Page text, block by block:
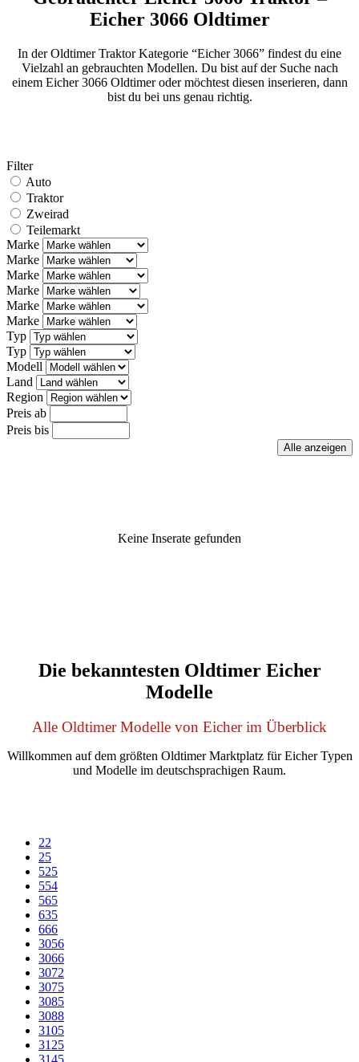
Eicher 3066 Oldtimer
In der Oldtimer Traktor Kategorie “Eicher 3066” findest du eine
Vielzahl an gebrauchten Modellen. Du bist auf der Suche nach
einem Eicher 3066 Oldtimer oder möchtest diesen inserieren, dann
bist du bei uns genau richtig.
Filter
Auto
Traktor
Zweirad
Teilemarkt
Marke
Marke
Marke
Marke
Marke
Marke
Typ
Typ
Modell
Land
Region
Preis ab
Preis bis
Keine Inserate gefunden
Die bekanntesten Oldtimer Eicher
Modelle
Alle Oldtimer Modelle von Eicher im Überblick
Willkommen auf dem größten Oldtimer Marktplatz für Eicher Typen
und Modelle im deutschsprachigen Raum.
22
25
525
554
565
635
666
3056
3066
3072
3075
3085
3088
3105
3125